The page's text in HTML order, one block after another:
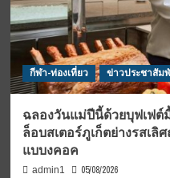
กีฬา-ท่องเที่ยว ข่าวประชาสัม
ฉลองวันแม่ปีนี้ด้วยบุฟเฟ
ล็อบสเตอร์ภูเก็ตย่างรสเลิ
แบบงคอค
admin1 05/08/2026